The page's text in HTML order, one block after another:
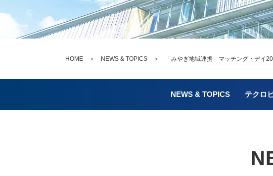
HOME ＞ NEWS & TOPICS ＞ 「みやぎ地域連携 マッチング・デイ
NEWS & TOPICS テクロ